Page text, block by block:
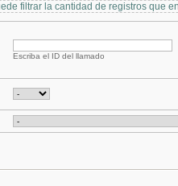
filtrar la cantidad de registros que
Escriba el ID del llamado